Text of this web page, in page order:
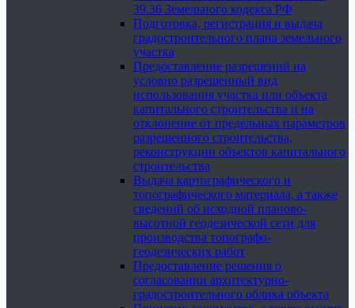
39.36 Земельного кодекса РФ
Подготовка, регистрация и выдача
градостроительного плана земельного
участка
Предоставление разрешений на
условно разрешенный вид
использования участка или объекта
капитального строительства и на
отклонение от предельных параметров
разрешенного строительства,
реконструкции объектов капитального
строительства
Выдача картографического и
топографического материала, а также
сведений об исходной планово-
высотной геодезической сети для
производства топографо-
геодезических работ
Предоставление решения о
согласовании архитектурно-
градостроительного облика объекта